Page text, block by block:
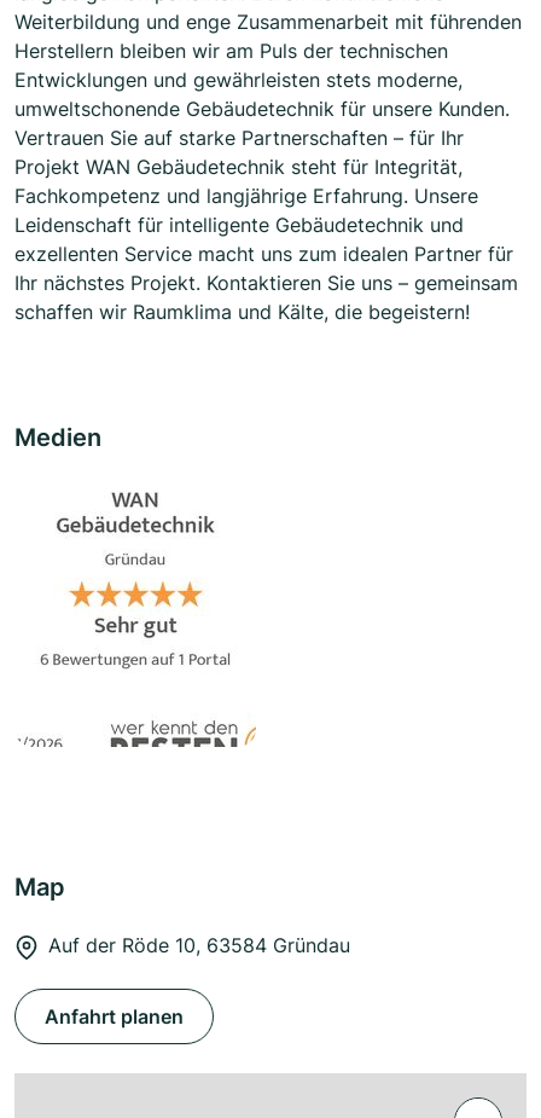
Weiterbildung und enge Zusammenarbeit mit führenden
Herstellern bleiben wir am Puls der technischen
Entwicklungen und gewährleisten stets moderne,
umweltschonende Gebäudetechnik für unsere Kunden.
Vertrauen Sie auf starke Partnerschaften – für Ihr
Projekt WAN Gebäudetechnik steht für Integrität,
Fachkompetenz und langjährige Erfahrung. Unsere
Leidenschaft für intelligente Gebäudetechnik und
exzellenten Service macht uns zum idealen Partner für
Ihr nächstes Projekt. Kontaktieren Sie uns – gemeinsam
schaffen wir Raumklima und Kälte, die begeistern!
Medien
Map
Auf der Röde 10, 63584 Gründau
Anfahrt planen